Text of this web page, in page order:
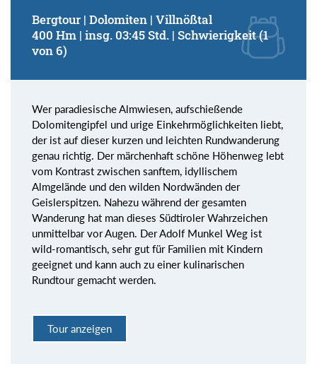
Bergtour | Dolomiten | Villnößtal
400 Hm | insg. 03:45 Std. | Schwierigkeit (1
von 6)
Wer paradiesische Almwiesen, aufschießende
Dolomitengipfel und urige Einkehrmöglichkeiten liebt,
der ist auf dieser kurzen und leichten Rundwanderung
genau richtig. Der märchenhaft schöne Höhenweg lebt
vom Kontrast zwischen sanftem, idyllischem
Almgelände und den wilden Nordwänden der
Geislerspitzen. Nahezu während der gesamten
Wanderung hat man dieses Südtiroler Wahrzeichen
unmittelbar vor Augen. Der Adolf Munkel Weg ist
wild-romantisch, sehr gut für Familien mit Kindern
geeignet und kann auch zu einer kulinarischen
Rundtour gemacht werden.
Tour anzeigen